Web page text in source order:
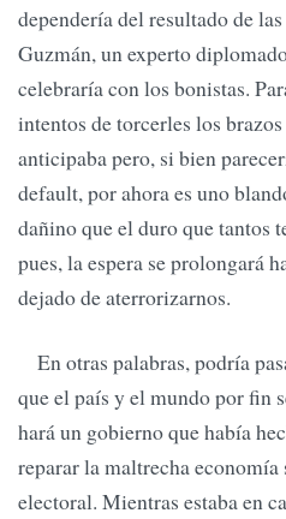
dependería del resultado de
Guzmán, un experto
celebraría con los bonistas.
intentos de torcerles los
anticipaba pero, si bien
default, por ahora es uno
dañino que el duro que tantos
pues, la espera se prolongará
dejado de aterrorizarnos.
En otras palabras, podría
que el país y el mundo por fin
hará un gobierno que había
reparar la maltrecha
electoral. Mientras estaba en